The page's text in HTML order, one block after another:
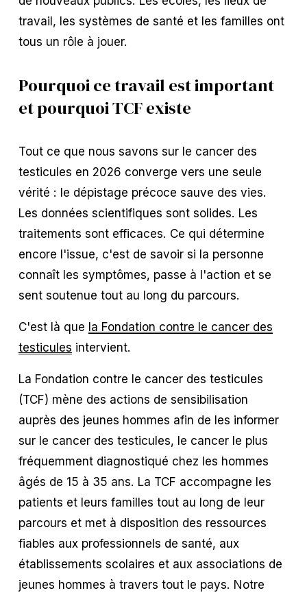
travail, les systèmes de santé et les familles ont
tous un rôle à jouer.
Pourquoi ce travail est important
et pourquoi TCF existe
Tout ce que nous savons sur le cancer des
testicules en 2026 converge vers une seule
vérité : le dépistage précoce sauve des vies.
Les données scientifiques sont solides. Les
traitements sont efficaces. Ce qui détermine
encore l'issue, c'est de savoir si la personne
connaît les symptômes, passe à l'action et se
sent soutenue tout au long du parcours.
C'est là que la Fondation contre le cancer des
testicules intervient.
La Fondation contre le cancer des testicules
(TCF) mène des actions de sensibilisation
auprès des jeunes hommes afin de les informer
sur le cancer des testicules, le cancer le plus
fréquemment diagnostiqué chez les hommes
âgés de 15 à 35 ans. La TCF accompagne les
patients et leurs familles tout au long de leur
parcours et met à disposition des ressources
fiables aux professionnels de santé, aux
établissements scolaires et aux associations de
jeunes hommes à travers tout le pays. Notre